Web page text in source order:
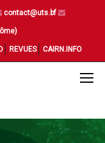
contact@uts.bf
REVUES CAIRN.INFO